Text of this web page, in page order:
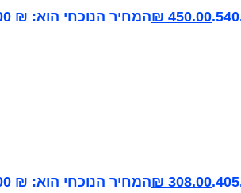
₪ 450.00 המחיר הנוכחי הוא: ₪ 450.00.
₪ 308.00 המחיר הנוכחי הוא: ₪ 308.00.